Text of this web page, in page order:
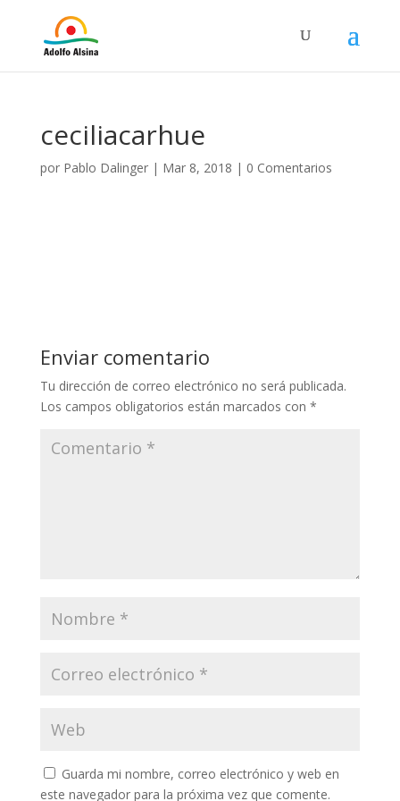
ceciliacarhue
por Pablo Dalinger| Mar 8, 2018 | 0 Comentarios
Enviar comentario
Tu dirección de correo electrónico no será publicada.
Los campos obligatorios están marcados con *
Guarda mi nombre, correo electrónico y web en
este navegador para la próxima vez que comente.